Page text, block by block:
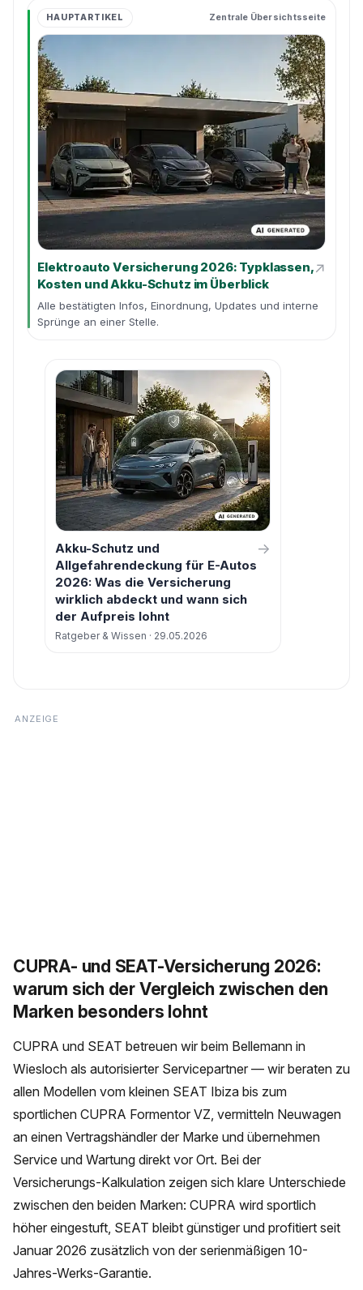
HAUPTARTIKEL Zentrale Übersichtsseite
Elektroauto Versicherung 2026: Typklassen,
Kosten und Akku-Schutz im Überblick
↗
Alle bestätigten Infos, Einordnung, Updates und interne
Sprünge an einer Stelle.
Akku-Schutz und
Allgefahrendeckung für E-Autos
2026: Was die Versicherung
wirklich abdeckt und wann sich
der Aufpreis lohnt
→
Ratgeber & Wissen · 29.05.2026
CUPRA- und SEAT-Versicherung 2026:
warum sich der Vergleich zwischen den
Marken besonders lohnt
CUPRA und SEAT betreuen wir beim Bellemann in
Wiesloch als autorisierter Servicepartner — wir beraten zu
allen Modellen vom kleinen SEAT Ibiza bis zum
sportlichen CUPRA Formentor VZ, vermitteln Neuwagen
an einen Vertragshändler der Marke und übernehmen
Service und Wartung direkt vor Ort. Bei der
Versicherungs-Kalkulation zeigen sich klare Unterschiede
zwischen den beiden Marken: CUPRA wird sportlich
höher eingestuft, SEAT bleibt günstiger und profitiert seit
Januar 2026 zusätzlich von der serienmäßigen 10-
Jahres-Werks-Garantie.